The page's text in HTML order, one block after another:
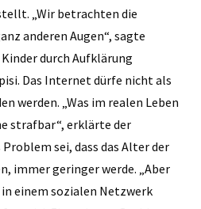
„Wir betrachten die
anderen Augen“, sagte
durch Aufklärung
Das Internet dürfe nicht als
werden. „Was im realen Leben
strafbar“, erklärte der
sei, dass das Alter der
immer geringer werde. „Aber
einem sozialen Netzwerk